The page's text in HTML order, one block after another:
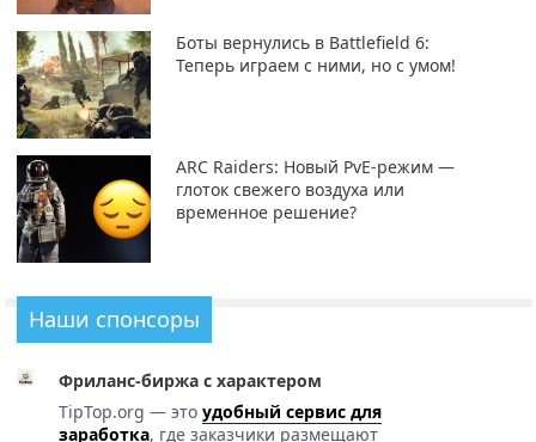
Боты вернулись в Battlefield 6:
Теперь играем с ними, но с умом!
ARC Raiders: Новый PvE-режим —
глоток свежего воздуха или
временное решение?
Наши спонсоры
Фриланс-биржа с характером
TipTop.org — это удобный сервис для
заработка, где заказчики размещают